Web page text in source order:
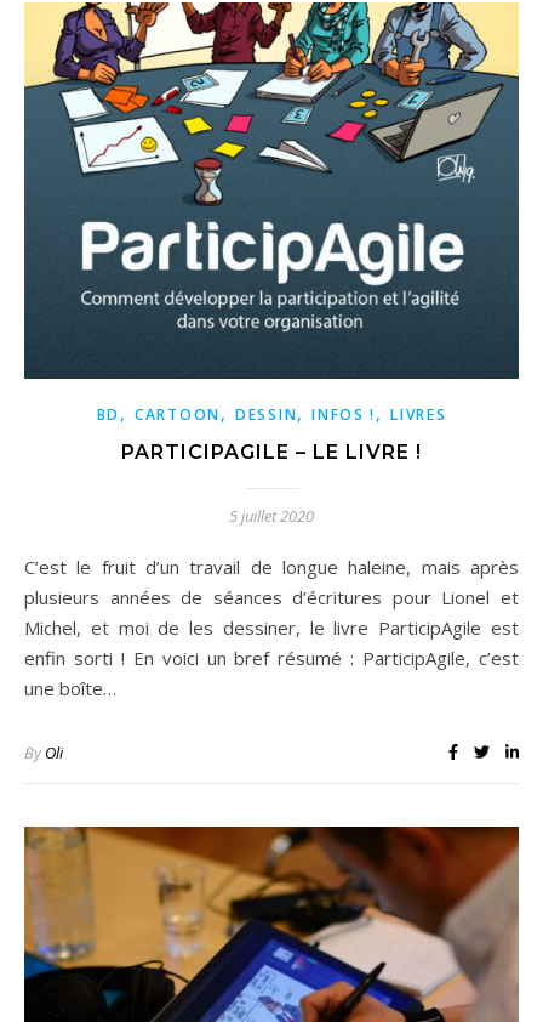
BD ,CARTOON, DESSIN,INFOS !,LIVRES
PARTICIPAGILE – LE LIVRE !
5 juillet 2020
C’est le fruit d’un travail de longue haleine, mais après
plusieurs années de séances d’écritures pour Lionel et
Michel, et moi de les dessiner, le livre ParticipAgile est
enfin sorti ! En voici un bref résumé : ParticipAgile, c’est
une boîte…
ByOli